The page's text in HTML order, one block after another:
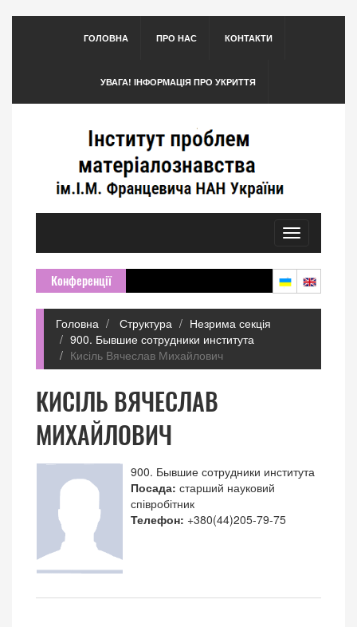
ГОЛОВНА ПРО НАС КОНТАКТИ
УВАГА! ІНФОРМАЦІЯ ПРО УКРИТТЯ
Toggle
navigation
Конференції
Головна Структура
Незрима секція
900. Бывшие сотрудники института
Кисіль Вячеслав Михайлович
КИСІЛЬ ВЯЧЕСЛАВ
МИХАЙЛОВИЧ
900. Бывшие сотрудники института
Посада:старший науковий
співробітник
Телефон: +380(44)205-79-75